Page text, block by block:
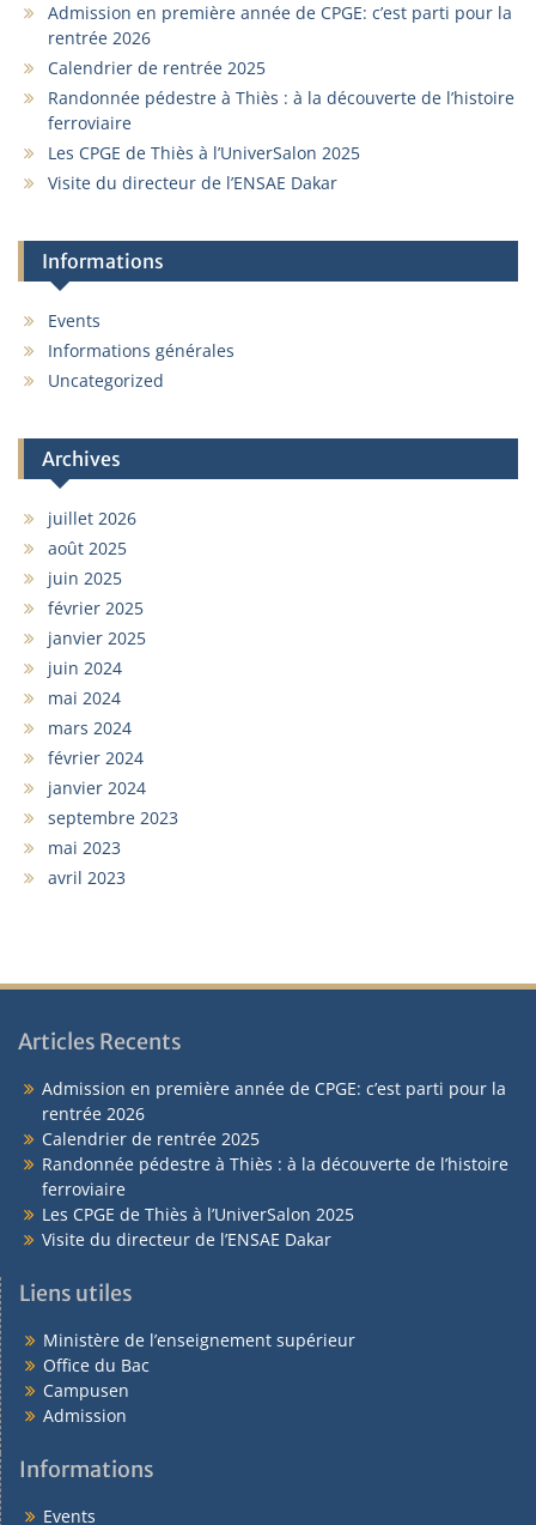
Admission en première année de CPGE: c’est parti pour la
rentrée 2026
Calendrier de rentrée 2025
Randonnée pédestre à Thiès : à la découverte de l’histoire
ferroviaire
Les CPGE de Thiès à l’UniverSalon 2025
Visite du directeur de l’ENSAE Dakar
Informations
Events
Informations générales
Uncategorized
Archives
juillet 2026
août 2025
juin 2025
février 2025
janvier 2025
juin 2024
mai 2024
mars 2024
février 2024
janvier 2024
septembre 2023
mai 2023
avril 2023
Articles Recents
Admission en première année de CPGE: c’est parti pour la
rentrée 2026
Calendrier de rentrée 2025
Randonnée pédestre à Thiès : à la découverte de l’histoire
ferroviaire
Les CPGE de Thiès à l’UniverSalon 2025
Visite du directeur de l’ENSAE Dakar
Liens utiles
Ministère de l’enseignement supérieur
Office du Bac
Campusen
Admission
Informations
Events